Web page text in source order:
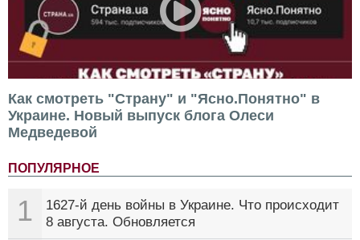
Как смотреть "Страну" и "Ясно.Понятно" в
Украине. Новый выпуск блога Олеси
Медведевой
ПОПУЛЯРНОЕ
1
1627-й день войны в Украине. Что происходит
8 августа. Обновляется